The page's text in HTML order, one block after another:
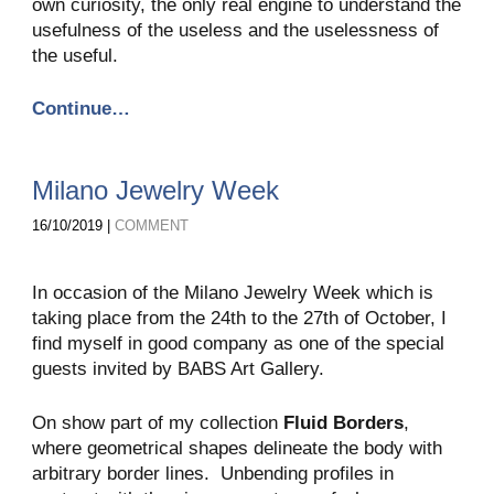
own curiosity, the only real engine to understand the
usefulness of the useless and the uselessness of
the useful.
Continue…
Milano Jewelry Week
16/10/2019 | COMMENT
In occasion of the Milano Jewelry Week which is
taking place from the 24th to the 27th of October, I
find myself in good company as one of the special
guests invited by BABS Art Gallery.
On show part of my collection Fluid Borders,
where geometrical shapes delineate the body with
arbitrary border lines. Unbending profiles in